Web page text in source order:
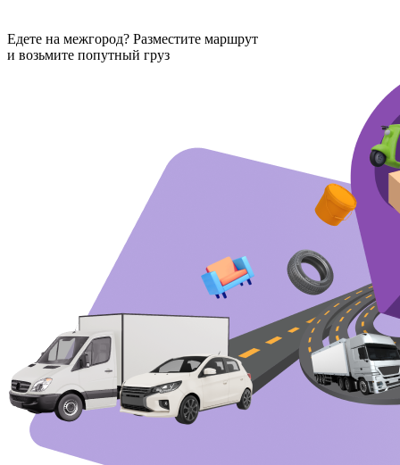
Едете на межгород? Разместите маршрут
и возьмите попутный груз